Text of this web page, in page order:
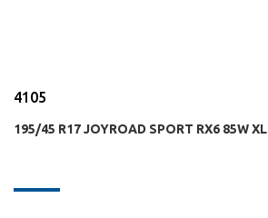
4105
195/45 R17 JOYROAD SPORT RX6 85W XL